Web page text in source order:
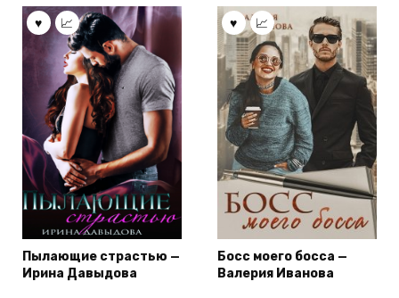
Пылающие страстью —
Ирина Давыдова
Босс моего босса —
Валерия Иванова